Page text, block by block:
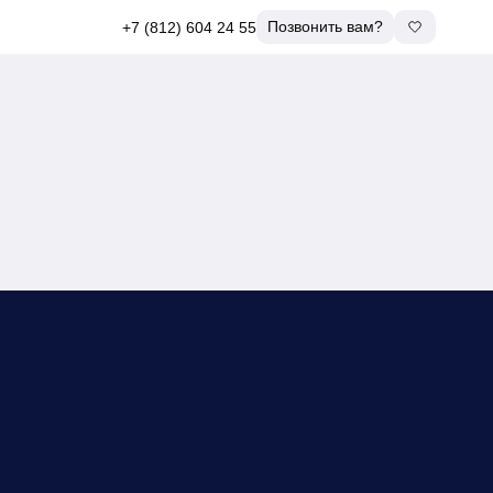
+7 (812) 604 24 55 Позвонить вам?